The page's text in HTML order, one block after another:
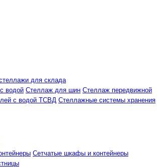
для склада
водой Стеллаж для шин Стеллаж передвижной
с водой ТСВД Стеллажные системы хранения
Сетчатые шкафы и контейнеры